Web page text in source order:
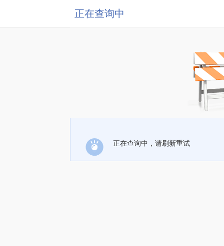
正在查询中
正在查询中，请刷新重试